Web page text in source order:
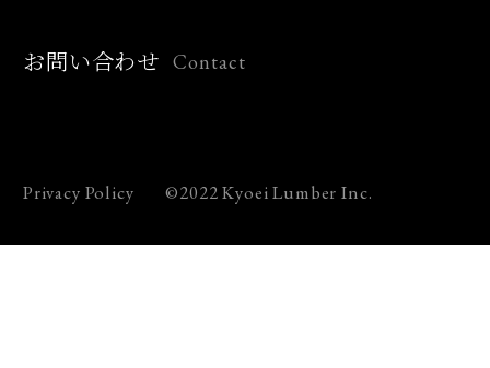
お問い合わせ Contact
Privacy Policy ©2022 Kyoei Lumber Inc.